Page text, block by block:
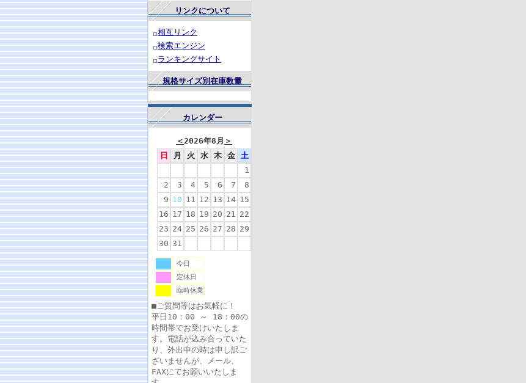
リンクについて
相互リンク
検索エンジン
ランキングサイト
規格サイズ別在庫数量
カレンダー
＜2026年8月 ＞
日
月 火 水 木 金
土
1
2
3 4 5 6 7
8
9 10 11 12 13 14 15
16 17 18 19 20 21 22
23 24 25 26 27 28 29
30 31
今日
定休日
臨時休業
■ご質問等はお気軽に！
平日10：00 ～ 18：00の
時間帯でお受けいたしま
す。電話が込み合っていた
り、外出中の時は申し訳ご
ざいませんが、メール、
FAXにてお願いいたしま